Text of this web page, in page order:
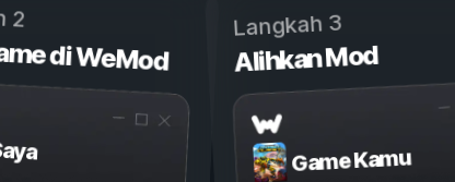
2
di WeMod
Langkah 3
Alihkan Mod
Game Kamu